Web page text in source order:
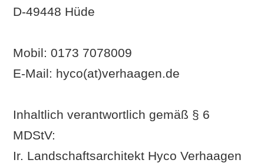
Schulhöfe &
Partizipationsprojekte
D-49448 Hüde
Mobil: 0173 7078009
E-Mail: hyco(at)verhaagen.de
Inhaltlich verantwortlich gemäß § 6
MDStV:
Ir. Landschaftsarchitekt Hyco Verhaagen